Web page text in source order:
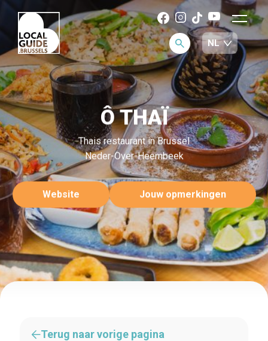
Ô THAÏ
Thais restaurant in Brussel
Neder-Over-Heembeek
Website Jouw opmerkingen
Terug naar vorige pagina